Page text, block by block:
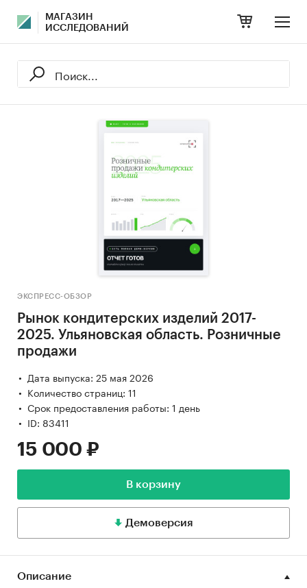
МАГАЗИН
ИССЛЕДОВАНИЙ
ЭКСПРЕСС-ОБЗОР
Рынок кондитерских изделий 2017-
2025. Ульяновская область. Розничные
продажи
Дата выпуска: 25 мая 2026
Количество страниц: 11
Срок предоставления работы: 1 день
ID: 83411
15 000 ₽
В корзину
Демоверсия
Описание